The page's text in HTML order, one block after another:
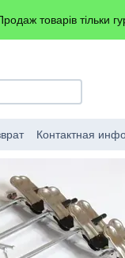
товарів тільки
Контактная